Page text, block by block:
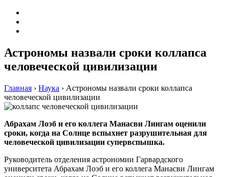
Астрономы назвали сроки коллапса
человеческой цивилизации
Главная › Наука › Астрономы назвали сроки коллапса
человеческой цивилизации
Абрахам Лоэб и его коллега Манасви Лингам оценили
сроки, когда на Солнце вспыхнет разрушительная для
человеческой цивилизации супервспышка.
Руководитель отделения астрономии Гарвардского
университета Абрахам Лоэб и его коллега Манасви Лингам